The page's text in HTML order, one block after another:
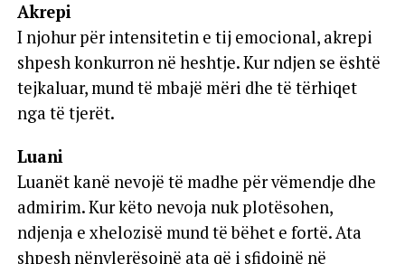
Akrepi
I njohur për intensitetin e tij emocional, akrepi
shpesh konkurron në heshtje. Kur ndjen se është
tejkaluar, mund të mbajë mëri dhe të tërhiqet
nga të tjerët.
Luani
Luanët kanë nevojë të madhe për vëmendje dhe
admirim. Kur këto nevoja nuk plotësohen,
ndjenja e xhelozisë mund të bëhet e fortë. Ata
shpesh nënvlerësojnë ata që i sfidojnë në